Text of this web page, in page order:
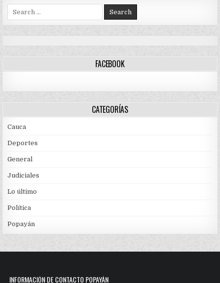
Search
for:
FACEBOOK
CATEGORÍAS
Cauca
Deportes
General
Judiciales
Lo último
Política
Popayán
INFORMACIÓN DE CONTACTO POPAYÁN